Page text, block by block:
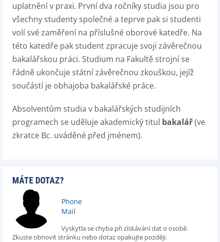
uplatnění v praxi. První dva ročníky studia jsou pro
všechny studenty společné a teprve pak si studenti
volí své zaměření na příslušné oborové katedře. Na
této katedře pak student zpracuje svoji závěrečnou
bakalářskou práci. Studium na Fakultě strojní se
řádně ukončuje státní závěrečnou zkouškou, jejíž
součástí je obhajoba bakalářské práce.
Absolventům studia v bakalářských studijních
programech se uděluje akademický titul bakalář(ve
zkratce Bc. uváděné před jménem).
MÁTE DOTAZ?
Phone
Mail
Vyskytla se chyba při získávání dat o osobě.
Zkuste obnovit stránku nebo dotaz opakujte později.